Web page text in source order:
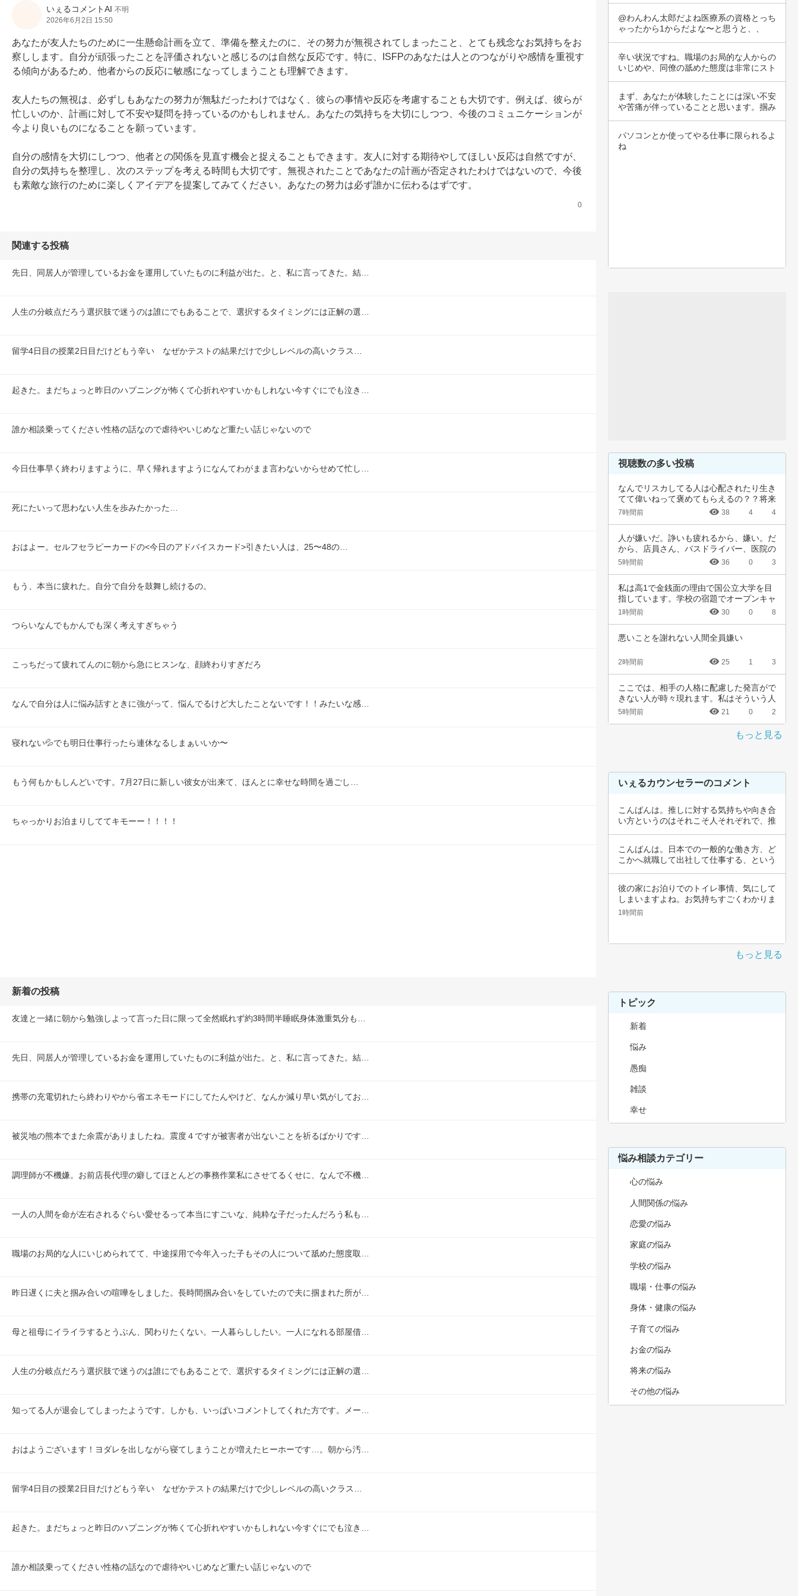
いぇるコメントAI 不明
2026年6月2日 15:50
あなたが友人たちのために一生懸命計画を立て、準備を整えたのに、その努力が無視されてしまったこと、とても残念なお気持ちをお
察しします。自分が頑張ったことを評価されないと感じるのは自然な反応です。特に、ISFPのあなたは人とのつながりや感情を重視す
る傾向があるため、他者からの反応に敏感になってしまうことも理解できます。
友人たちの無視は、必ずしもあなたの努力が無駄だったわけではなく、彼らの事情や反応を考慮することも大切です。例えば、彼らが
忙しいのか、計画に対して不安や疑問を持っているのかもしれません。あなたの気持ちを大切にしつつ、今後のコミュニケーションが
今より良いものになることを願っています。
自分の感情を大切にしつつ、他者との関係を見直す機会と捉えることもできます。友人に対する期待やしてほしい反応は自然ですが、
自分の気持ちを整理し、次のステップを考える時間も大切です。無視されたことであなたの計画が否定されたわけではないので、今後
も素敵な旅行のために楽しくアイデアを提案してみてください。あなたの努力は必ず誰かに伝わるはずです。
0
関連する投稿
先日、同居人が管理しているお金を運用していたものに利益が出た。と、私に言ってきた。結…
人生の分岐点だろう選択肢で迷うのは誰にでもあることで、選択するタイミングには正解の選…
留学4日目の授業2日目だけどもう辛い　なぜかテストの結果だけで少しレベルの高いクラス…
起きた。まだちょっと昨日のハプニングが怖くて心折れやすいかもしれない今すぐにでも泣き…
誰か相談乗ってください性格の話なので虐待やいじめなど重たい話じゃないので
今日仕事早く終わりますように、早く帰れますようになんてわがまま言わないからせめて忙し…
死にたいって思わない人生を歩みたかった…
おはよー。セルフセラピーカードの<今日のアドバイスカード>引きたい人は、25〜48の…
もう、本当に疲れた。自分で自分を鼓舞し続けるの。
つらいなんでもかんでも深く考えすぎちゃう
こっちだって疲れてんのに朝から急にヒスンな、顔終わりすぎだろ
なんで自分は人に悩み話すときに強がって、悩んでるけど大したことないです！！みたいな感…
寝れない💦でも明日仕事行ったら連休なるしまぁいいか〜
もう何もかもしんどいです。7月27日に新しい彼女が出来て、ほんとに幸せな時間を過ごし…
ちゃっかりお泊まりしててキモーー！！！！
新着の投稿
友達と一緒に朝から勉強しよって言った日に限って全然眠れず約3時間半睡眠身体激重気分も…
先日、同居人が管理しているお金を運用していたものに利益が出た。と、私に言ってきた。結…
携帯の充電切れたら終わりやから省エネモードにしてたんやけど、なんか減り早い気がしてお…
被災地の熊本でまた余震がありましたね。震度４ですが被害者が出ないことを祈るばかりです…
調理師が不機嫌。お前店長代理の癖してほとんどの事務作業私にさせてるくせに、なんで不機…
一人の人間を命が左右されるぐらい愛せるって本当にすごいな、純粋な子だったんだろう私も…
職場のお局的な人にいじめられてて、中途採用で今年入った子もその人について舐めた態度取…
昨日遅くに夫と掴み合いの喧嘩をしました。長時間掴み合いをしていたので夫に掴まれた所が…
母と祖母にイライラするとうぶん、関わりたくない。一人暮らししたい。一人になれる部屋借…
人生の分岐点だろう選択肢で迷うのは誰にでもあることで、選択するタイミングには正解の選…
知ってる人が退会してしまったようです。しかも、いっぱいコメントしてくれた方です。メー…
おはようございます！ヨダレを出しながら寝てしまうことが増えたヒーホーです…。朝から汚…
留学4日目の授業2日目だけどもう辛い　なぜかテストの結果だけで少しレベルの高いクラス…
起きた。まだちょっと昨日のハプニングが怖くて心折れやすいかもしれない今すぐにでも泣き…
誰か相談乗ってください性格の話なので虐待やいじめなど重たい話じゃないので
@わんわん太郎だよね医療系の資格とっち
ゃったから1からだよな〜と思うと、、
辛い状況ですね。職場のお局的な人からの
いじめや、同僚の舐めた態度は非常にスト
まず、あなたが体験したことには深い不安
や苦痛が伴っていることと思います。掴み
パソコンとか使ってやる仕事に限られるよ
ね
視聴数の多い投稿
なんでリスカしてる人は心配されたり生き
てて偉いねって褒めてもらえるの？？将来
のことを…
7時間前 38 4 4
人が嫌いだ。諍いも疲れるから、嫌い。だ
から、店員さん、バスドライバー、医院の
受け付け…
5時間前 36 0 3
私は高1で金銭面の理由で国公立大学を目
指しています。学校の宿題でオープンキャ
ンパスに…
1時間前 30 0 8
悪いことを謝れない人間全員嫌い
2時間前 25 1 3
ここでは、相手の人格に配慮した発言がで
きない人が時々現れます。私はそういう人
に対し、…
5時間前 21 0 2
もっと見る
いぇるカウンセラーのコメント
こんばんは。推しに対する気持ちや向き合
い方というのはそれこそ人それぞれで、推
こんばんは。日本での一般的な働き方、ど
こかへ就職して出社して仕事する、という
彼の家にお泊りでのトイレ事情、気にして
しまいますよね。お気持ちすごくわかりま
す。その…
1時間前
もっと見る
トピック
新着
悩み
愚痴
雑談
幸せ
悩み相談カテゴリー
心の悩み
人間関係の悩み
恋愛の悩み
家庭の悩み
学校の悩み
職場・仕事の悩み
身体・健康の悩み
子育ての悩み
お金の悩み
将来の悩み
その他の悩み